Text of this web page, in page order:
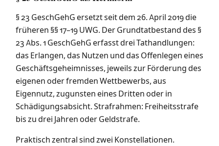
§ 23 GeschGehG ersetzt seit dem 26. April 2019 die
früheren §§ 17–19 UWG. Der Grundtatbestand des §
23 Abs. 1 GeschGehG erfasst drei Tathandlungen:
das Erlangen, das Nutzen und das Offenlegen eines
Geschäftsgeheimnisses, jeweils zur Förderung des
eigenen oder fremden Wettbewerbs, aus
Eigennutz, zugunsten eines Dritten oder in
Schädigungsabsicht. Strafrahmen: Freiheitsstrafe
bis zu drei Jahren oder Geldstrafe.
Praktisch zentral sind zwei Konstellationen.